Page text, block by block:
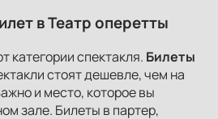
в Театр оперетты
категории спектакля. Билеты
стоят дешевле, чем на
и место, которое вы
зале. Билеты в партер,